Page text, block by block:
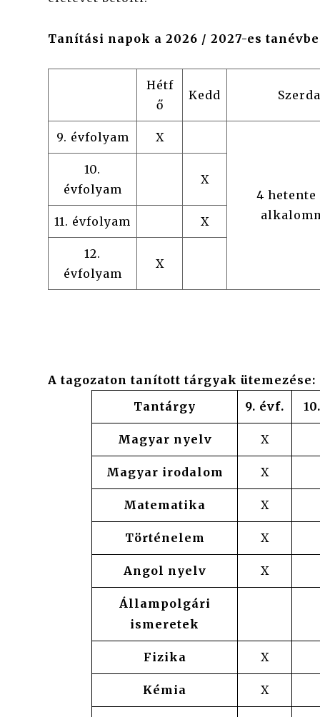
Tanítási napok a 2026 / 2027-es
Hétf
ő
Kedd Szerda
9. évfolyam X
4 hetente
10.
évfolyam
X
11. évfolyam X
12.
évfolyam
X
A tagozaton tanított tárgyak ütemezése:
Tantárgy
9. évf.
Magyar nyelv X
Magyar irodalom X
Matematika X
Történelem X
Angol nyelv X
Állampolgári
ismeretek
Fizika X
Kémia X